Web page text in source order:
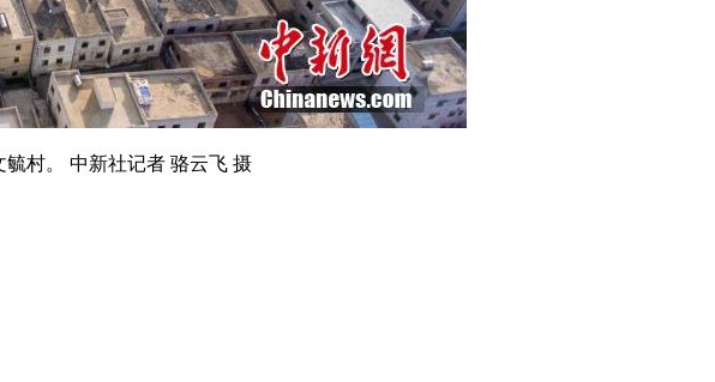
村。 中新社记者 骆云飞 摄